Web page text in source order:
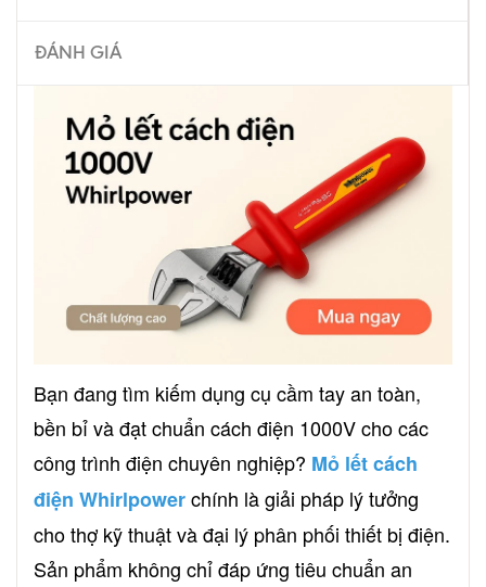
ĐÁNH GIÁ
Bạn đang tìm kiếm dụng cụ cầm tay an toàn,
bền bỉ và đạt chuẩn cách điện 1000V cho các
công trình điện chuyên nghiệp? Mỏ lết cách
điện Whirlpowerchính là giải pháp lý tưởng
cho thợ kỹ thuật và đại lý phân phối thiết bị điện.
Sản phẩm không chỉ đáp ứng tiêu chuẩn an